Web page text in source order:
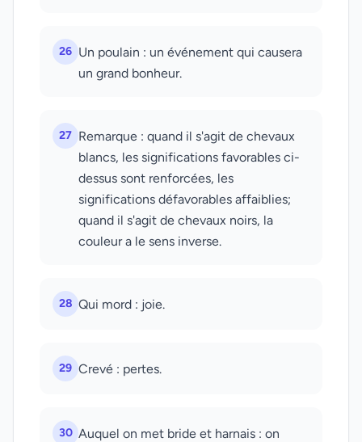
26 Un poulain : un événement qui causera
un grand bonheur.
27 Remarque : quand il s'agit de chevaux
blancs, les significations favorables ci-
dessus sont renforcées, les
significations défavorables affaiblies;
quand il s'agit de chevaux noirs, la
couleur a le sens inverse.
28 Qui mord : joie.
29 Crevé : pertes.
30 Auquel on met bride et harnais : on